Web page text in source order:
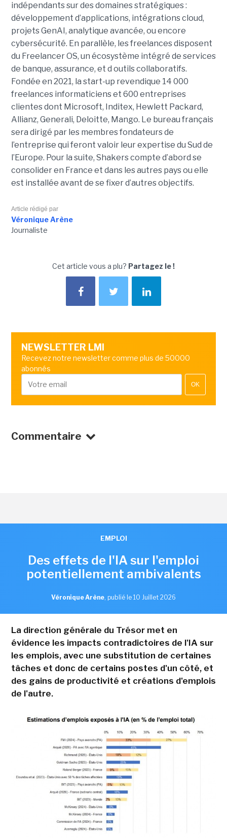
indépendants sur des domaines stratégiques :
développement d’applications, intégrations cloud,
projets GenAI, analytique avancée, ou encore
cybersécurité. En parallèle, les freelances disposent
du Freelancer OS, un écosystème intégré de services
de banque, assurance, et d outils collaboratifs.
Fondée en 2021, la start-up revendique 14 000
freelances informaticiens et 600 entreprises
clientes dont Microsoft, Inditex, Hewlett Packard,
Allianz, Generali, Deloitte, Mango. Le bureau français
sera dirigé par les membres fondateurs de
l’entreprise qui feront valoir leur expertise du Sud de
l’Europe. Pour la suite, Shakers compte d’abord se
consolider en France et dans les autres pays ou elle
est installée avant de se fixer d’autres objectifs.
Article rédigé par
Véronique Arène
Journaliste
Cet article vous a plu? Partagez le !
NEWSLETTER LMI
Recevez notre newsletter comme plus de 50000
abonnés
OK
Commentaire
EMPLOI
Des effets de l'IA sur l'emploi
potentiellement ambivalents
Véronique Arène, publié le 10 Juillet 2026
La direction générale du Trésor met en
évidence les impacts contradictoires de l'IA sur
les emplois, avec une substitution de certaines
tâches et donc de certains postes d'un côté, et
des gains de productivité et créations d'emplois
de l'autre.